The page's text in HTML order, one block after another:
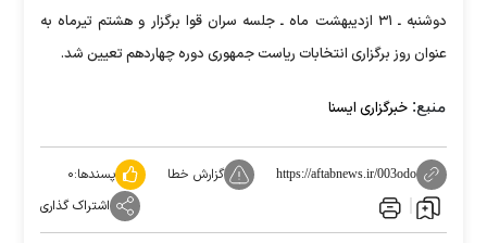
دوشنبه ـ ۳۱ ازدیبهشت ماه ـ جلسه سران قوا برگزار و هشتم تیرماه به
عنوان روز برگزاری انتخابات ریاست جمهوری دوره چهاردهم تعیین شد.
منبع: خبرگزاری ایسنا
https://aftabnews.ir/003odo گزارش خطا پسندها:۰
اشتراک گذاری